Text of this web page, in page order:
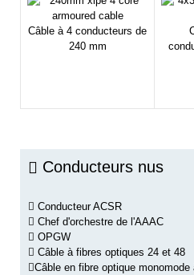
Câble à 4 conducteurs de
240 mm
Conducteurs nus
Conducteur ACSR
Chef d'orchestre de l'AAAC
OPGW
Câble à fibres optiques 24 et 48
Câble en fibre optique monomode